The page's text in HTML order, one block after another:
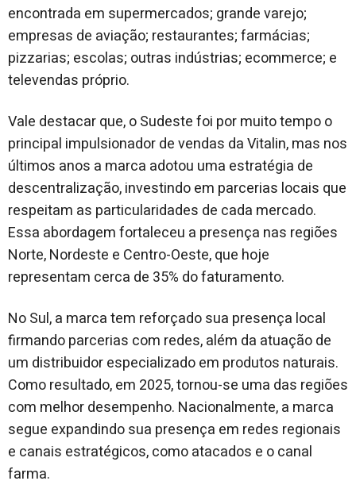
encontrada em supermercados; grande varejo;
empresas de aviação; restaurantes; farmácias;
pizzarias; escolas; outras indústrias; ecommerce; e
televendas próprio.
Vale destacar que, o Sudeste foi por muito tempo o
principal impulsionador de vendas da Vitalin, mas nos
últimos anos a marca adotou uma estratégia de
descentralização, investindo em parcerias locais que
respeitam as particularidades de cada mercado.
Essa abordagem fortaleceu a presença nas regiões
Norte, Nordeste e Centro-Oeste, que hoje
representam cerca de 35% do faturamento.
No Sul, a marca tem reforçado sua presença local
firmando parcerias com redes, além da atuação de
um distribuidor especializado em produtos naturais.
Como resultado, em 2025, tornou-se uma das regiões
com melhor desempenho. Nacionalmente, a marca
segue expandindo sua presença em redes regionais
e canais estratégicos, como atacados e o canal
farma.